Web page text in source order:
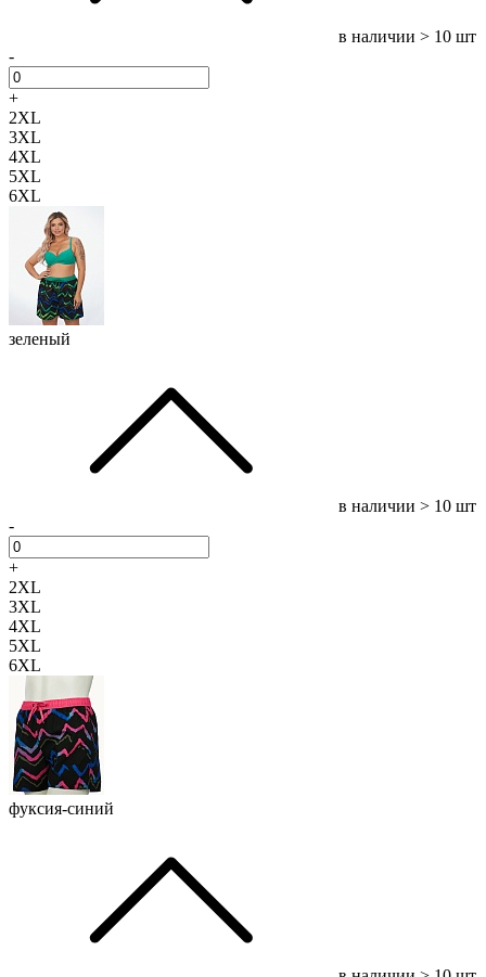
в наличии > 10 шт
-
+
2XL
3XL
4XL
5XL
6XL
зеленый
в наличии > 10 шт
-
+
2XL
3XL
4XL
5XL
6XL
фуксия-синий